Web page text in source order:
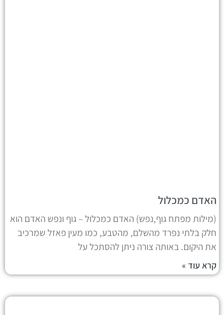
האדם כמכלול
(מילות מפתח גוף,נפש) האדם כמכלול – גוף ונפש האדם הוא
חלק בלתי נפרד מהשלם, מהטבע, כמו מעין פאזל שמרכיב
את היקום. באותה צורה ניתן להסתכל על
קרא עוד »